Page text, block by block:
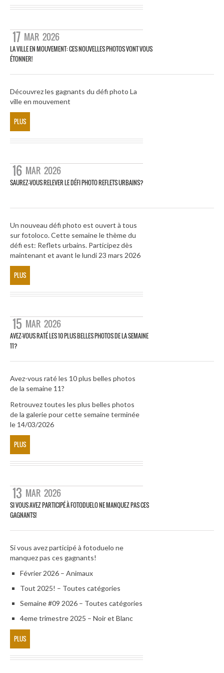
17 MAR 2026
LA VILLE EN MOUVEMENT: CES NOUVELLES PHOTOS VONT VOUS
ÉTONNER!
Découvrez les gagnants du défi photo La
ville en mouvement
PLUS
16 MAR 2026
SAUREZ-VOUS RELEVER LE DÉFI PHOTO REFLETS URBAINS?
Un nouveau défi photo est ouvert à tous
sur fotoloco. Cette semaine le thème du
défi est: Reflets urbains. Participez dès
maintenant et avant le lundi 23 mars 2026
PLUS
15 MAR 2026
AVEZ-VOUS RATÉ LES 10 PLUS BELLES PHOTOS DE LA SEMAINE
11?
Avez-vous raté les 10 plus belles photos
de la semaine 11?
Retrouvez toutes les plus belles photos
de la galerie pour cette semaine terminée
le 14/03/2026
PLUS
13 MAR 2026
SI VOUS AVEZ PARTICIPÉ À FOTODUELO NE MANQUEZ PAS CES
GAGNANTS!
Si vous avez participé à fotoduelo ne
manquez pas ces gagnants!
Février 2026 – Animaux
Tout 2025! – Toutes catégories
Semaine #09 2026 – Toutes catégories
4eme trimestre 2025 – Noir et Blanc
PLUS